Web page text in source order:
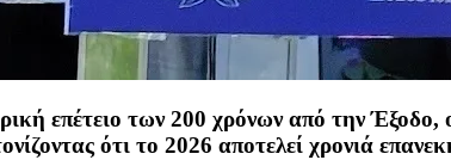
επέτειο των 200 χρόνων από την
ότι το 2026 αποτελεί χρονιά